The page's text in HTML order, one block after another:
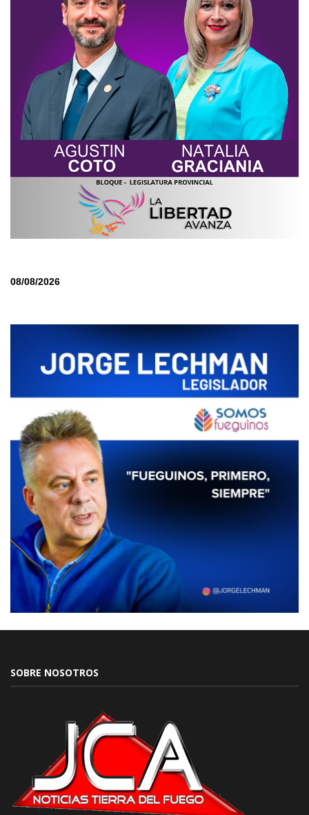
08/08/2026
SOBRE NOSOTROS